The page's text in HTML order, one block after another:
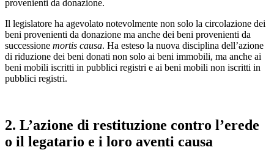
provenienti da donazione.
Il legislatore ha agevolato notevolmente non solo la circolazione dei
beni provenienti da donazione ma anche dei beni provenienti da
successione mortis causa. Ha esteso la nuova disciplina dell’azione
di riduzione dei beni donati non solo ai beni immobili, ma anche ai
beni mobili iscritti in pubblici registri e ai beni mobili non iscritti in
pubblici registri.
2. L’azione di restituzione contro l’erede
o il legatario e i loro aventi causa